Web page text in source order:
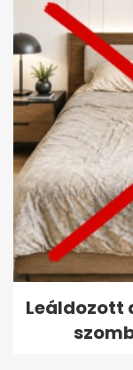
Leáldozott